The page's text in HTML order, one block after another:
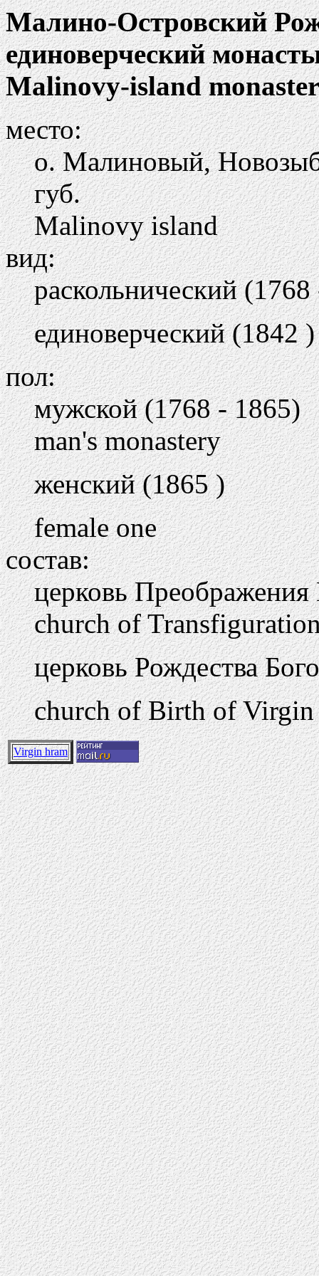
Малино-Островский
единоверческий
Malinovy-island
место:
о. Малиновый,
губ.
Malinovy island
вид:
раскольнический
единоверческий (1842 )
пол:
мужской (1768 - 1865)
man's monastery
женский (1865 )
female one
состав:
церковь Преображения
church of
церковь Рождества
church of Birth of Virgin
Virgin hram